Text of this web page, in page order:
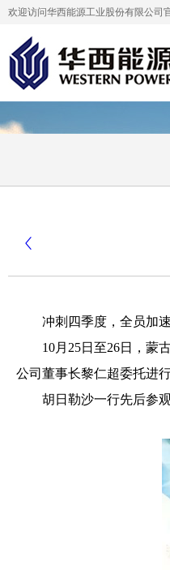
欢迎访问华西能源工业股份有限公司

冲刺四季度，全 员加
10月25日至26日，蒙
公司董事长黎仁超委托进
胡日勒沙一行先后参